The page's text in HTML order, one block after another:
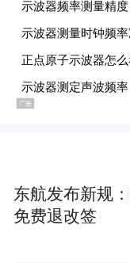
东航发布新规
免费退改签